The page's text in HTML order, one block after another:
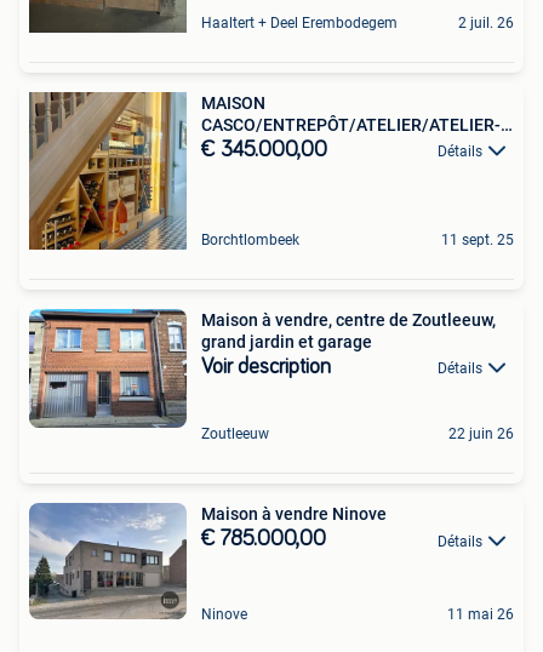
Haaltert + Deel Erembodegem 2 juil. 26
MAISON
CASCO/ENTREPÔT/ATELIER/ATELIER-
beaucoup de potentiel
€ 345.000,00 Détails
Borchtlombeek 11 sept. 25
Maison à vendre, centre de Zoutleeuw,
grand jardin et garage
Voir description Détails
Zoutleeuw 22 juin 26
Maison à vendre Ninove
€ 785.000,00 Détails
Ninove 11 mai 26